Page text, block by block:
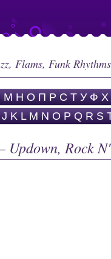
Flams, Funk Rhythms
М Н О П Р С Т У Ф Х
J K L M N O P Q R S
Updown, Rock